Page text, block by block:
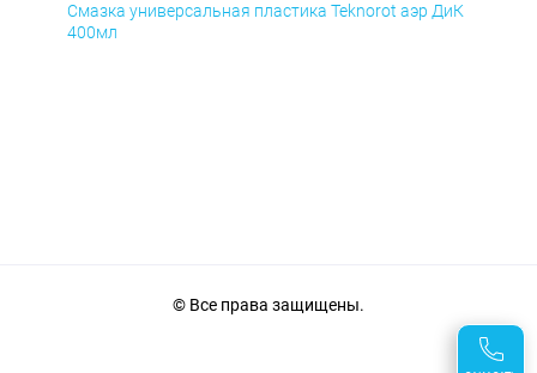
Смазка универсальная пластика Teknorot аэр ДиК
400мл
© Все права защищены.